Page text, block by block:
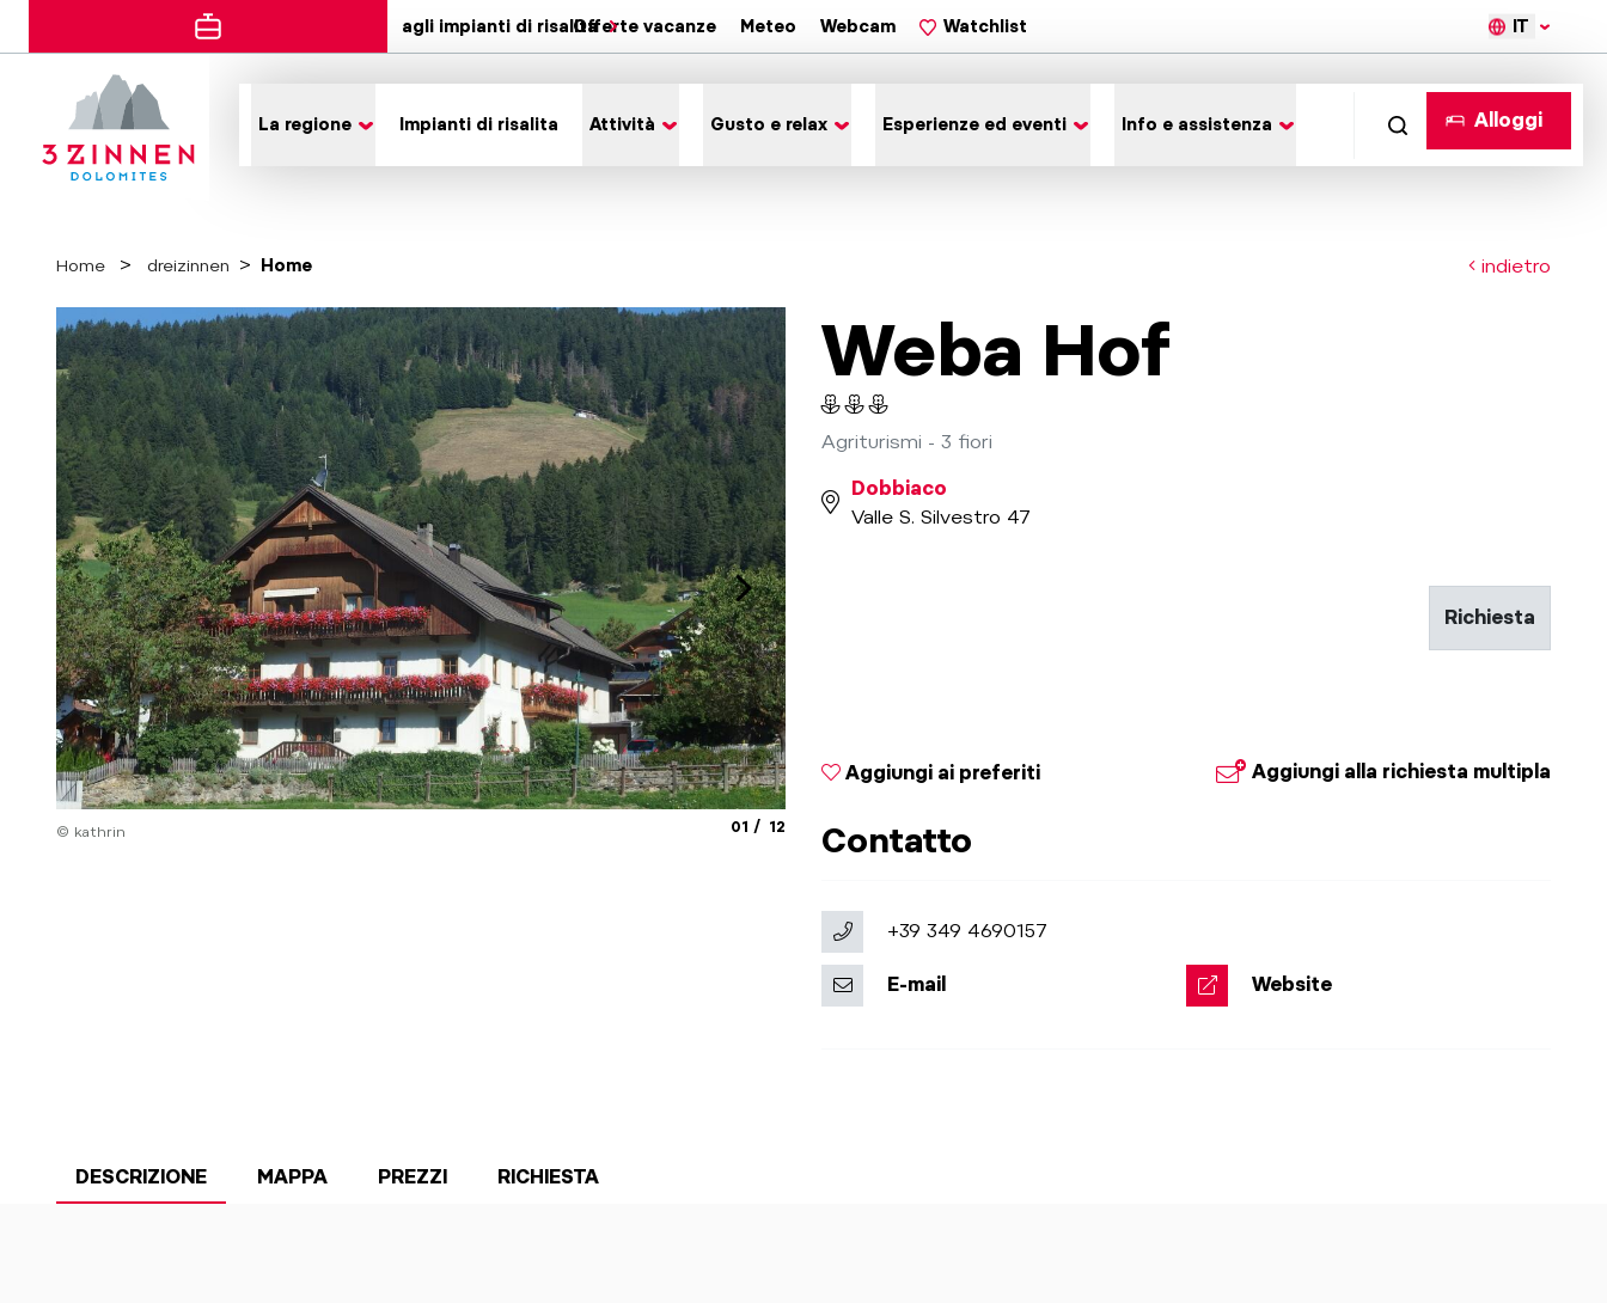
agli impianti di risalitaOfferte vacanze Meteo Webcam Watchlist IT
La regione Impianti di risalita Attività Gusto e relax Esperienze ed eventi Info e assistenza Alloggi
Home dreizinnen Home indietro
© kathrin aria.slide_indicator.prefix
01 aria.slide_indicator.of
12
Weba Hof
Agriturismi - 3 fiori
Dobbiaco
Valle S. Silvestro 47
Richiesta
Aggiungi alla richiesta multipla
Aggiungi ai preferiti
Contatto
+39 349 4690157
E-mail Website
DESCRIZIONE MAPPA PREZZI RICHIESTA